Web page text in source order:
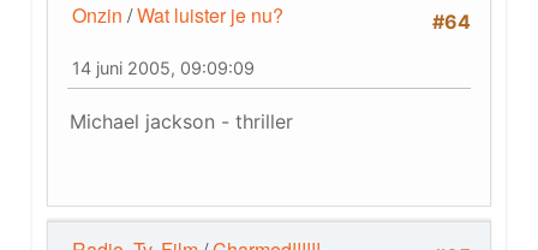
#64
Onzin /Wat luister je nu?
14 juni 2005, 09:09:09
Michael jackson - thriller